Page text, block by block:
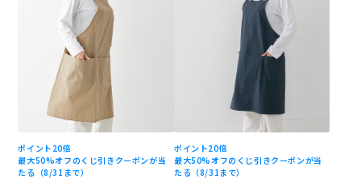
ポイント20倍
最大50%オフのくじ引きクーポンが当
たる（8/31まで）
ポイント20倍
最大50%オフのくじ引きクーポンが当
たる（8/31まで）